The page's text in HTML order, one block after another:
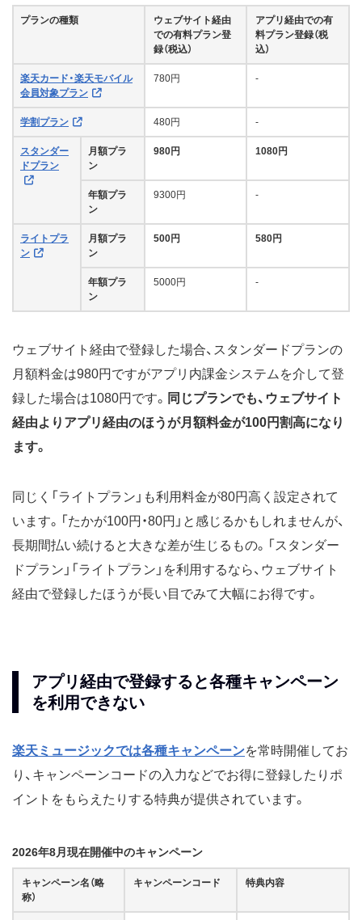
プランの種類
ウェブサイト経由
での有料プラン登
録（税込）
アプリ経由での有
料プラン登録（税
込）
楽天カード・楽天モバイル
会員対象プラン
780円 -
学割プラン 480円 -
スタンダー
ドプラン
月額プラ
ン
980円 1080円
年額プラ
ン
9300円 -
ライトプラ
ン
月額プラ
ン
500円 580円
年額プラ
ン
5000円 -
ウェブサイト経由で登録した場合、スタンダードプランの
月額料金は980円ですがアプリ内課金システムを介して登
録した場合は1080円です。 同じプランでも、ウェブサイト
経由よりアプリ経由のほうが月額料金が100円割高になり
ます。
同じく「ライトプラン」も利用料金が80円高く設定されて
います。「たかが100円・80円」と感じるかもしれませんが、
長期間払い続けると大きな差が生じるもの。「スタンダー
ドプラン」「ライトプラン」を利用するなら、ウェブサイト
経由で登録したほうが長い目でみて大幅にお得です。
アプリ経由で登録すると各種キャンペーン
を利用できない
楽天ミュージックでは各種キャンペーンを常時開催してお
り、キャンペーンコードの入力などでお得に登録したりポ
イントをもらえたりする特典が提供されています。
2026年8月現在開催中のキャンペーン
キャンペーン名（略
称）
キャンペーンコード 特典内容